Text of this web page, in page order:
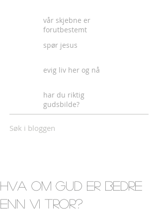
Søk i bloggen
vår skjebne er
forutbestemt
spør jesus
evig liv her og nå
har du riktig
gudsbilde?
Hva om Gud er bedre
enn vi tror?